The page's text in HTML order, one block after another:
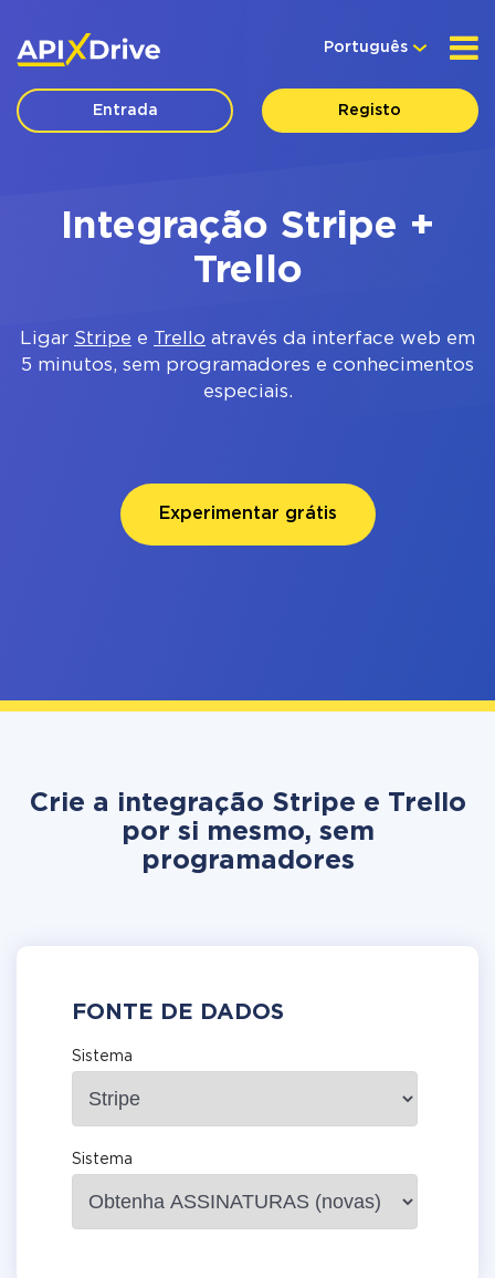
Português
Entrada Registo
Integração Stripe +
Trello
Ligar Stripe e Trello através da interface web em
5 minutos, sem programadores e conhecimentos
especiais.
Experimentar grátis
Crie a integração Stripe e Trello
por si mesmo, sem
programadores
FONTE DE DADOS
Sistema
Sistema